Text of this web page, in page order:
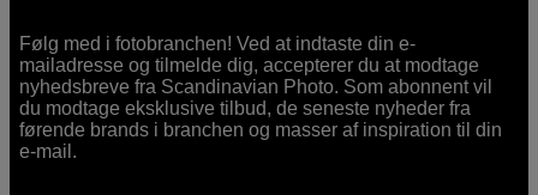
Følg med i fotobranchen! Ved at indtaste din e-
mailadresse og tilmelde dig, accepterer du at modtage
nyhedsbreve fra Scandinavian Photo. Som abonnent vil
du modtage eksklusive tilbud, de seneste nyheder fra
førende brands i branchen og masser af inspiration til din
e-mail.